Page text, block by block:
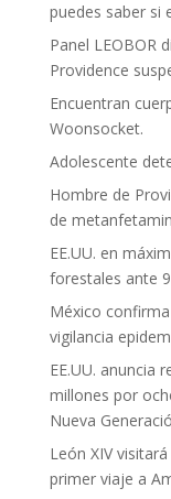
puedes saber si
Panel LEOBOR
Providence
Encuentran
Woonsocket.
Adolescente
Hombre de
de
EE.UU. en
forestales ante
México
vigilancia
EE.UU. anuncia
millones por
Nueva
León XIV
primer viaje a